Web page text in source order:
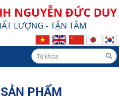
PHẨM